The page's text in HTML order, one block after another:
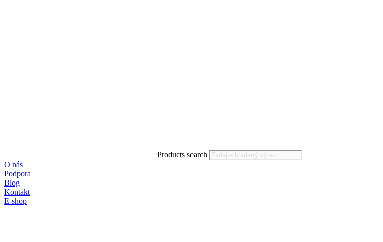
Products search
O nás
Podpora
Blog
Kontakt
E-shop